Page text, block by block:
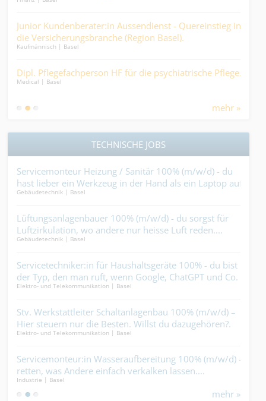
Junior Kundenberater:in Aussendienst - Quereinstieg in
die Versicherungsbranche (Region Basel).
Kaufmännisch | Basel
Dipl. Pflegefachperson HF für die psychiatrische Pflege.
Medical | Basel
mehr »
TECHNISCHE JOBS
Servicemonteur Heizung / Sanitär 100% (m/w/d) - du
hast lieber ein Werkzeug in der Hand als ein Laptop auf
dem Schoss....
Gebäudetechnik | Basel
Lüftungsanlagenbauer 100% (m/w/d) - du sorgst für
Luftzirkulation, wo andere nur heisse Luft reden....
Gebäudetechnik | Basel
Servicetechniker:in für Haushaltsgeräte 100% - du bist
der Typ, den man ruft, wenn Google, ChatGPT und Co.
keine Lösung mehr weiss....
Elektro- und Telekommunikation | Basel
Stv. Werkstattleiter Schaltanlagenbau 100% (m/w/d) –
Hier steuern nur die Besten. Willst du dazugehören?.
Elektro- und Telekommunikation | Basel
Servicemonteur:in Wasseraufbereitung 100% (m/w/d) -
retten, was Andere einfach verkalken lassen....
Industrie | Basel
mehr »